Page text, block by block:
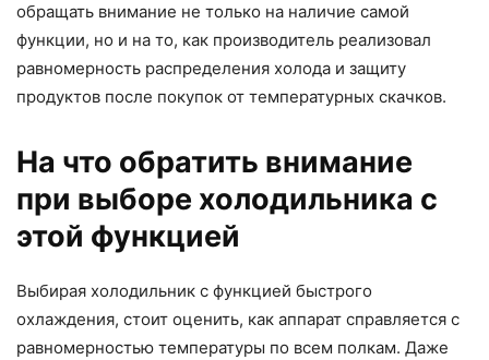
обращать внимание не только на наличие самой
функции, но и на то, как производитель реализовал
равномерность распределения холода и защиту
продуктов после покупок от температурных скачков.
На что обратить внимание
при выборе холодильника с
этой функцией
Выбирая холодильник с функцией быстрого
охлаждения, стоит оценить, как аппарат справляется с
равномерностью температуры по всем полкам. Даже